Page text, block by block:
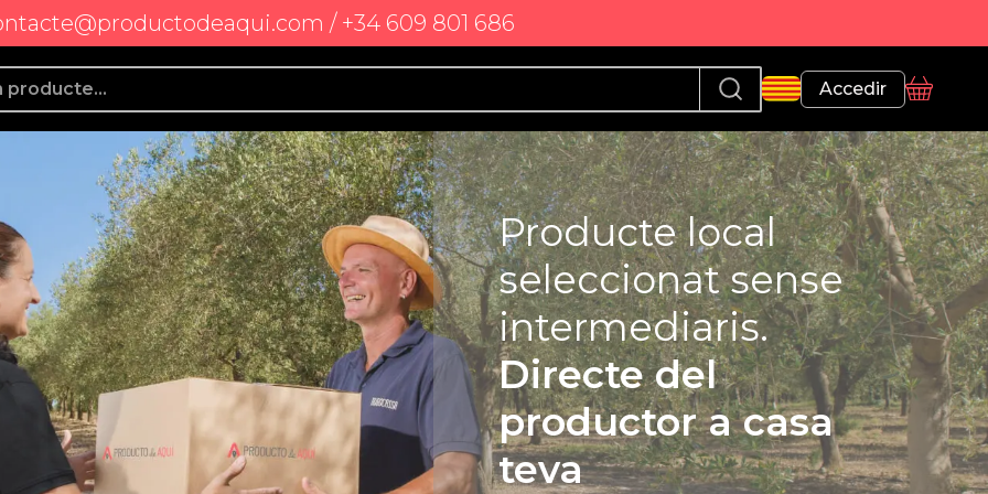
/ +34 609 801 686
Accedir
Perfil
Cistella
Producte local
seleccionat sense
intermediaris.
Directe del
productor a casa
teva